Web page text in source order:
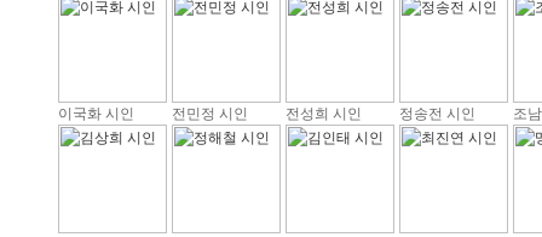
이국화 시인 전민정 시인 전성희 시인 정송전 시인 조